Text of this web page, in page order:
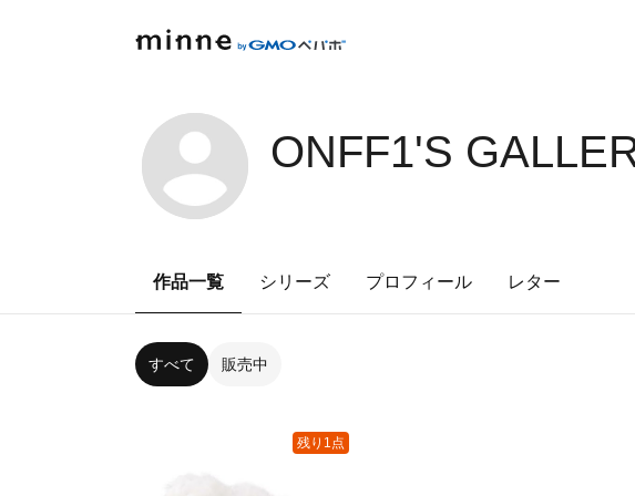
ONFF1'S
作品一覧 シリーズ プロフィール レター
すべて 販売中
残り1点